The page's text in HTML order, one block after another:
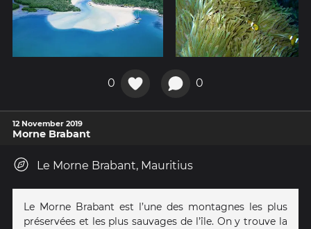
0 0
12 November 2019
Morne Brabant
Le Morne Brabant, Mauritius
Le Morne Brabant est l’une des montagnes les plus
préservées et les plus sauvages de l’île. On y trouve la